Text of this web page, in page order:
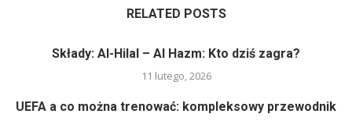
RELATED POSTS
Składy: Al-Hilal – Al Hazm: Kto dziś zagra?
11 lutego, 2026
UEFA a co można trenować: kompleksowy przewodnik